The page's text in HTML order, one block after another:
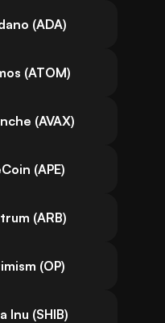
(ADA)
(ATOM)
(AVAX)
(APE)
(ARB)
(OP)
Inu (SHIB)